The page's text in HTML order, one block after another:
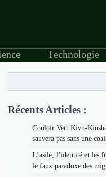
Technologie
Récents Articles :
Couloir Vert Kivu-
sauvera pas sans une
L’asile, l’identité et les
le faux paradoxe des